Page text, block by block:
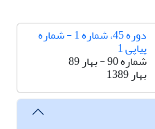
دوره 45، شماره 1 - شماره
پیاپی 1
شماره 90 - بهار 89
بهار 1389